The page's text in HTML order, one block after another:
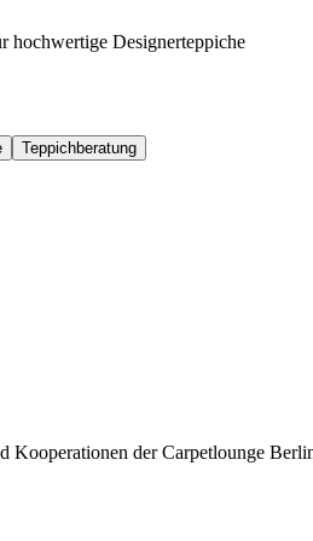
hochwertige Designerteppiche
Teppichberatung
Kooperationen der Carpetlounge